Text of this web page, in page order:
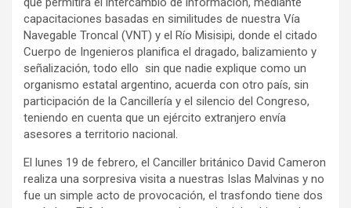
capacitaciones basadas en similitudes de nuestra Vía
Navegable Troncal (VNT) y el Río Misisipi, donde el citado
Cuerpo de Ingenieros planifica el dragado, balizamiento y
señalización, todo ello sin que nadie explique como un
organismo estatal argentino, acuerda con otro país, sin
participación de la Cancillería y el silencio del Congreso,
teniendo en cuenta que un ejército extranjero envía
asesores a territorio nacional.
El lunes 19 de febrero, el Canciller británico David Cameron
realiza una sorpresiva visita a nuestras Islas Malvinas y no
fue un simple acto de provocación, el trasfondo tiene dos